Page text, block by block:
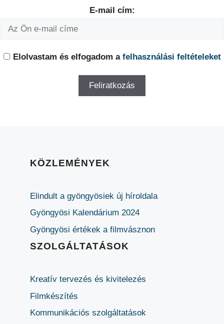
E-mail cím:
Elolvastam és elfogadom a felhasználási feltételeket
KÖZLEMÉNYEK
Elindult a gyöngyösiek új híroldala
Gyöngyösi Kalendárium 2024
Gyöngyösi értékek a filmvásznon
SZOLGÁLTATÁSOK
Kreatív tervezés és kivitelezés
Filmkészítés
Kommunikációs szolgáltatások